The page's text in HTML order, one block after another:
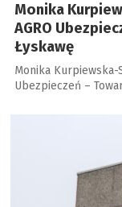
Monika
AGRO
Łyskawę
Monika Kurpiewska-
Ubezpieczeń –